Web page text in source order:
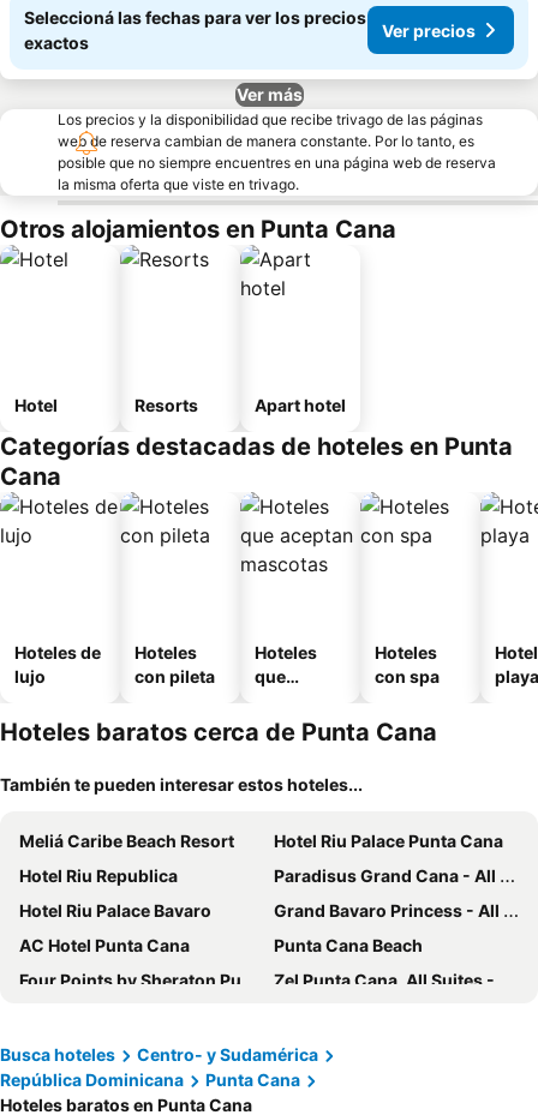
Seleccioná las fechas para ver los precios
exactos
Ver precios
Ver más
Los precios y la disponibilidad que recibe trivago de las páginas
web de reserva cambian de manera constante. Por lo tanto, es
posible que no siempre encuentres en una página web de reserva
la misma oferta que viste en trivago.
Otros alojamientos en Punta Cana
Hotel Resorts Apart hotel
Categorías destacadas de hoteles en Punta
Cana
Hoteles de
lujo
Hoteles
con pileta
Hoteles
que
mascotas
Hoteles
con spa
playa
Hoteles baratos cerca de Punta Cana
También te pueden interesar estos hoteles...
Meliá Caribe Beach Resort
Hotel Riu Palace Punta Cana
Hotel Riu Republica
Paradisus Grand Cana - All Suites
Hotel Riu Palace Bavaro
Grand Bavaro Princess - All Inclusive
AC Hotel Punta Cana
Punta Cana Beach
Four Points by Sheraton Puntacana
Zel Punta Cana, All Suites - All inclusive
Hotel Faranda Single 1 Punta Cana - Adults Only
Breathless Punta Cana Resort & Spa
Los Corales Beach Village
Hotel Marimba Punta Cana
Busca hoteles
Centro- y Sudamérica
República Dominicana
Punta Cana
Hoteles baratos en Punta Cana